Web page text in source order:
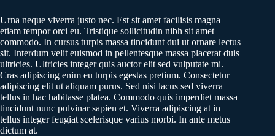
Urna neque viverra justo nec. Est sit amet facilisis magna
etiam tempor orci eu. Tristique sollicitudin nibh sit amet
commodo. In cursus turpis massa tincidunt dui ut ornare lectus
sit. Interdum velit euismod in pellentesque massa placerat duis
ultricies. Ultricies integer quis auctor elit sed vulputate mi.
Cras adipiscing enim eu turpis egestas pretium. Consectetur
adipiscing elit ut aliquam purus. Sed nisi lacus sed viverra
tellus in hac habitasse platea. Commodo quis imperdiet massa
tincidunt nunc pulvinar sapien et. Viverra adipiscing at in
tellus integer feugiat scelerisque varius morbi. In ante metus
dictum at.